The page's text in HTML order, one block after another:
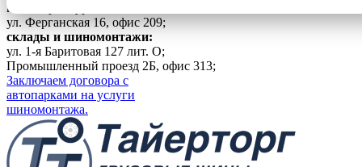
г. Екатеринбург
ул. Ферганская 16, офис 209;
склады и шиномонтажи:
ул. 1-я Баритовая 127 лит. О;
Промышленный проезд 2Б, офис 313;
Заключаем договора с
автопарками на услуги
шиномонтажа.